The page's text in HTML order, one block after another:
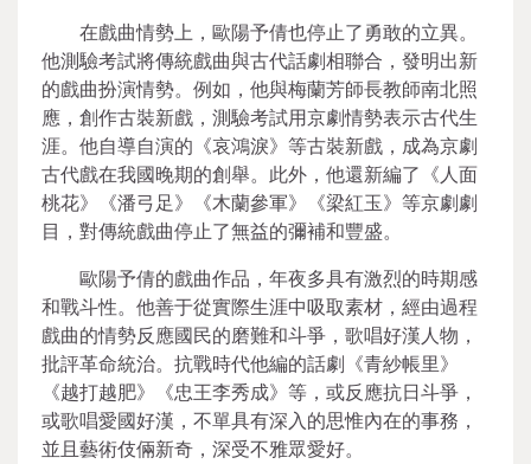
在戲曲情勢上，歐陽予倩也停止了勇敢的立異。
他測驗考試將傳統戲曲與古代話劇相聯合，發明出新
的戲曲扮演情勢。例如，他與梅蘭芳師長教師南北照
應，創作古裝新戲，測驗考試用京劇情勢表示古代生
涯。他自導自演的《哀鴻淚》等古裝新戲，成為京劇
古代戲在我國晚期的創舉。此外，他還新編了《人面
桃花》《潘弓足》《木蘭參軍》《梁紅玉》等京劇劇
目，對傳統戲曲停止了無益的彌補和豐盛。
歐陽予倩的戲曲作品，年夜多具有激烈的時期感
和戰斗性。他善于從實際生涯中吸取素材，經由過程
戲曲的情勢反應國民的磨難和斗爭，歌唱好漢人物，
批評革命統治。抗戰時代他編的話劇《青紗帳里》
《越打越肥》《忠王李秀成》等，或反應抗日斗爭，
或歌唱愛國好漢，不單具有深入的思惟內在的事務，
並且藝術伎倆新奇，深受不雅眾愛好。